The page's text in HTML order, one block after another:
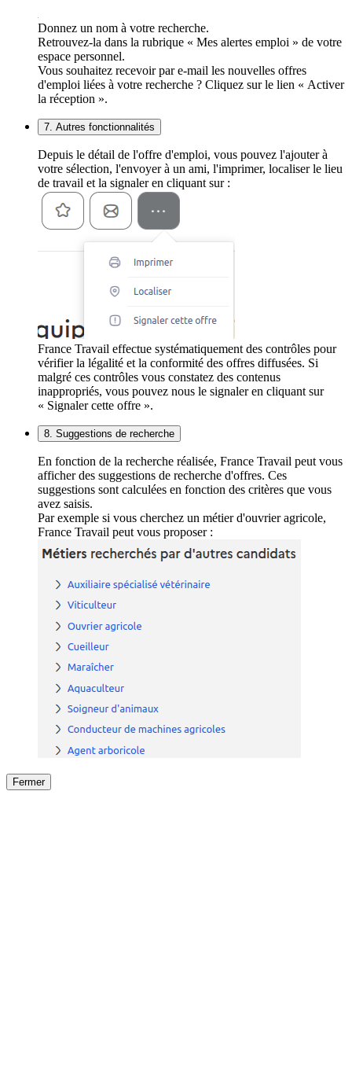
Donnez un nom à votre recherche.
Retrouvez-la dans la rubrique « Mes alertes emploi » de votre
espace personnel.
Vous souhaitez recevoir par e-mail les nouvelles offres
d'emploi liées à votre recherche ? Cliquez sur le lien « Activer
la réception ».
7. Autres fonctionnalités
Depuis le détail de l'offre d'emploi, vous pouvez l'ajouter à
votre sélection, l'envoyer à un ami, l'imprimer, localiser le lieu
de travail et la signaler en cliquant sur :
France Travail effectue systématiquement des contrôles pour
vérifier la légalité et la conformité des offres diffusées. Si
malgré ces contrôles vous constatez des contenus
inappropriés, vous pouvez nous le signaler en cliquant sur
« Signaler cette offre ».
8. Suggestions de recherche
En fonction de la recherche réalisée, France Travail peut vous
afficher des suggestions de recherche d'offres. Ces
suggestions sont calculées en fonction des critères que vous
avez saisis.
Par exemple si vous cherchez un métier d'ouvrier agricole,
France Travail peut vous proposer :
Fermer